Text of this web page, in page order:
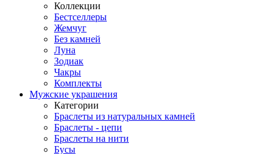
Коллекции
Бестселлеры
Жемчуг
Без камней
Луна
Зодиак
Чакры
Комплекты
Мужские украшения
Категории
Браслеты из натуральных камней
Браслеты - цепи
Браслеты на нити
Бусы